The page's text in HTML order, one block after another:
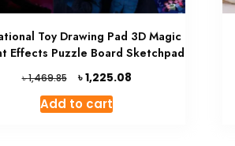
Toy Drawing Pad 3D Magic
Effects Puzzle Board Sketchpad
৳1,469.85
Original
was:
৳1,225.08Current
Add to cart